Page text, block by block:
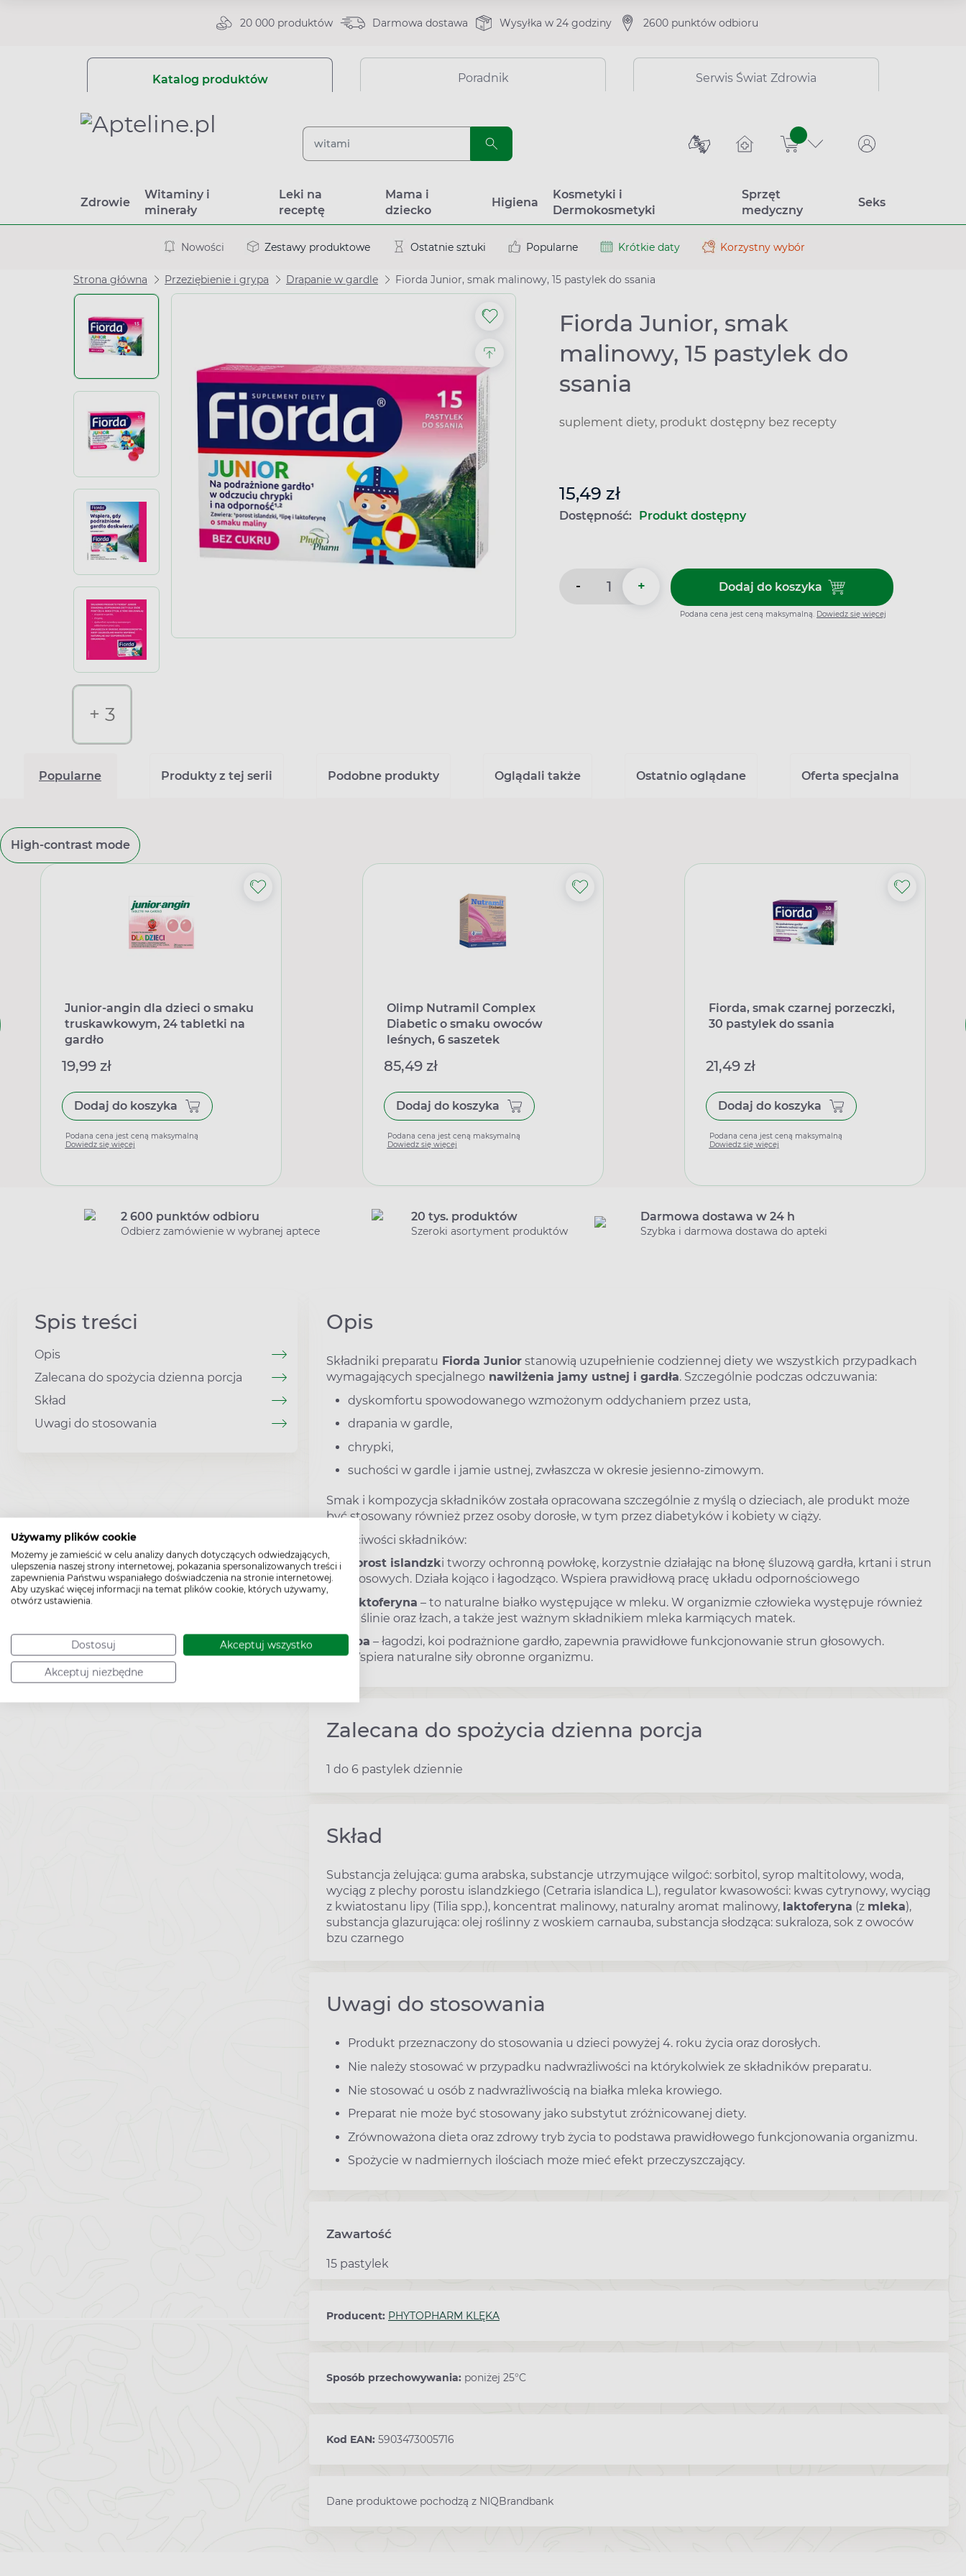
Używamy plików cookie
Możemy je zamieścić w celu analizy danych dotyczących odwiedzających,
ulepszenia naszej strony internetowej, pokazania spersonalizowanych treści i
zapewnienia Państwu wspaniałego doświadczenia na stronie internetowej.
Aby uzyskać więcej informacji na temat plików cookie, których używamy,
otwórz ustawienia.
Dostosuj Akceptuj wszystko
Akceptuj niezbędne
20 000 produktów Darmowa dostawa Wysyłka w 24 godziny 2600 punktów odbioru
Katalog produktów Poradnik Serwis Świat Zdrowia
sztuk
Zdrowie
Witaminy i
minerały
Leki na
receptę
Mama i
dziecko
Higiena
Kosmetyki i
Dermokosmetyki
Sprzęt
medyczny
Seks
Nowości Zestawy produktowe Ostatnie sztuki Popularne Krótkie daty Korzystny wybór
Strona główna Przeziębienie i grypa Drapanie w gardle Fiorda Junior, smak malinowy, 15 pastylek do ssania
Fiorda Junior, smak
malinowy, 15 pastylek do
ssania
suplement diety, produkt dostępny bez recepty
+ 3
15,49 zł
Dostępność: Produkt dostępny
- + Dodaj do koszykaDodaj do koszyka Fiorda
Podana cena jest ceną maksymalną. Dowiedz się więcej
Popularne Produkty z tej serii Podobne produkty Oglądali także Ostatnio oglądane Oferta specjalna
High-contrast mode
Junior-angin dla dzieci o smaku
truskawkowym, 24 tabletki na
gardło
19,99 zł
Dodaj do koszyka
Podana cena jest ceną maksymalną
Dowiedz się więcej
Olimp Nutramil Complex
Diabetic o smaku owoców
leśnych, 6 saszetek
85,49 zł
Dodaj do koszyka
Podana cena jest ceną maksymalną
Dowiedz się więcej
Fiorda, smak czarnej porzeczki,
30 pastylek do ssania
21,49 zł
Dodaj do koszyka
Podana cena jest ceną maksymalną
Dowiedz się więcej
2 600 punktów odbioru
Odbierz zamówienie w wybranej aptece
20 tys. produktów
Szeroki asortyment produktów
Darmowa dostawa w 24 h
Szybka i darmowa dostawa do apteki
Spis treści
Opis
Zalecana do spożycia dzienna porcja
Skład
Uwagi do stosowania
Opis
Składniki preparatu Fiorda Junior stanowią uzupełnienie codziennej diety we wszystkich przypadkach
wymagających specjalnego nawilżenia jamy ustnej i gardła. Szczególnie podczas odczuwania:
dyskomfortu spowodowanego wzmożonym oddychaniem przez usta,
drapania w gardle,
chrypki,
suchości w gardle i jamie ustnej, zwłaszcza w okresie jesienno-zimowym.
Smak i kompozycja składników została opracowana szczególnie z myślą o dzieciach, ale produkt może
być stosowany również przez osoby dorosłe, w tym przez diabetyków i kobiety w ciąży.
Właściwości składników:
porost islandzki tworzy ochronną powłokę, korzystnie działając na błonę śluzową gardła, krtani i strun
głosowych. Działa kojąco i łagodząco. Wspiera prawidłową pracę układu odpornościowego
laktoferyna – to naturalne białko występujące w mleku. W organizmie człowieka występuje również
w ślinie oraz łzach, a także jest ważnym składnikiem mleka karmiących matek.
lipa – łagodzi, koi podrażnione gardło, zapewnia prawidłowe funkcjonowanie strun głosowych.
Wspiera naturalne siły obronne organizmu.
Zalecana do spożycia dzienna porcja
1 do 6 pastylek dziennie
Skład
Substancja żelująca: guma arabska, substancje utrzymujące wilgoć: sorbitol, syrop maltitolowy, woda,
wyciąg z plechy porostu islandzkiego (Cetraria islandica L.), regulator kwasowości: kwas cytrynowy, wyciąg
z kwiatostanu lipy (Tilia spp.), koncentrat malinowy, naturalny aromat malinowy, laktoferyna (z mleka),
substancja glazurująca: olej roślinny z woskiem carnauba, substancja słodząca: sukraloza, sok z owoców
bzu czarnego
Uwagi do stosowania
Produkt przeznaczony do stosowania u dzieci powyżej 4. roku życia oraz dorosłych.
Nie należy stosować w przypadku nadwrażliwości na którykolwiek ze składników preparatu.
Nie stosować u osób z nadwrażliwością na białka mleka krowiego.
Preparat nie może być stosowany jako substytut zróżnicowanej diety.
Zrównoważona dieta oraz zdrowy tryb życia to podstawa prawidłowego funkcjonowania organizmu.
Spożycie w nadmiernych ilościach może mieć efekt przeczyszczający.
Zawartość
15 pastylek
Producent: PHYTOPHARM KLĘKA
Sposób przechowywania: poniżej 25°C
Kod EAN: 5903473005716
Dane produktowe pochodzą z NIQBrandbank